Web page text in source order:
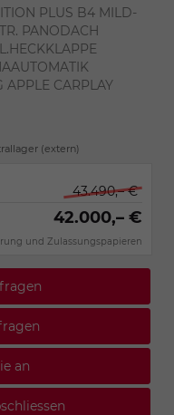
PLUS B4 MILD-
PANODACH
APPLE CARPLAY
(extern)
43.490,– €
42.000,– €
und Zulassungspapieren
an